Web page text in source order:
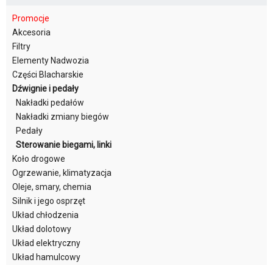
Promocje
Akcesoria
Filtry
Elementy Nadwozia
Części Blacharskie
Dźwignie i pedały
Nakładki pedałów
Nakładki zmiany biegów
Pedały
Sterowanie biegami, linki
Koło drogowe
Ogrzewanie, klimatyzacja
Oleje, smary, chemia
Silnik i jego osprzęt
Układ chłodzenia
Układ dolotowy
Układ elektryczny
Układ hamulcowy